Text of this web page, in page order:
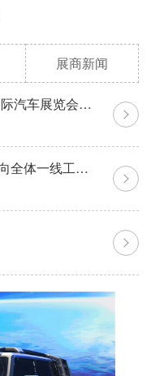
展商新闻
智启新篇 共赴未来——2026北京国际汽车展览会圆满闭幕
致敬最美劳动者——2026北京车展向全体一线工作人员送上节日祝福